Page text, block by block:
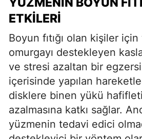
ETKILERI
Boyun fıtığı olan kişiler
omurgayı destekleyen
ve stresi azaltan bir
içerisinde yapılan
disklere binen yükü
azalmasına katkı sağlar.
yüzmenin tedavi edici